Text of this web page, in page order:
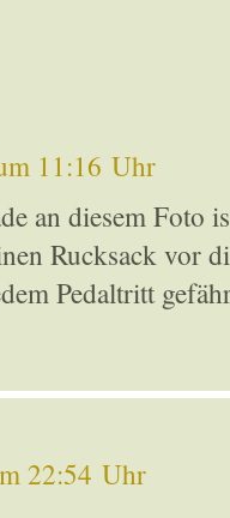
11:16 Uhr
an diesem Foto
Rucksack vor
Pedaltritt
22:54 Uhr